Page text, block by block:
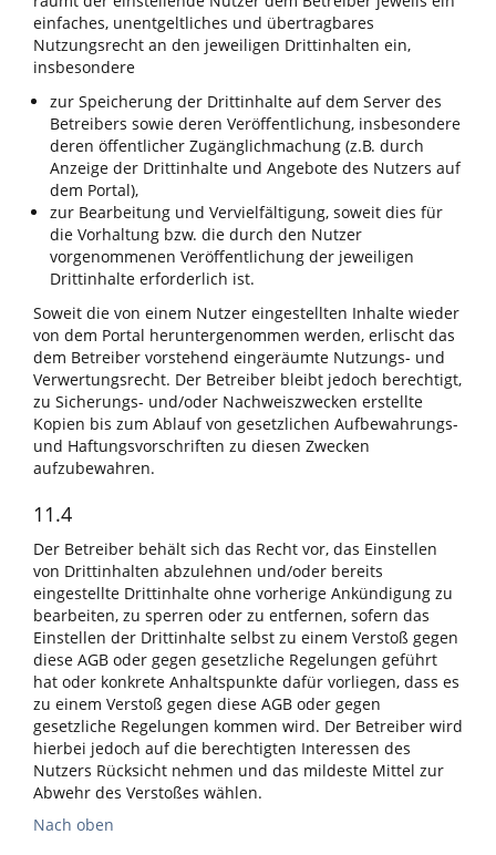
einfaches, unentgeltliches und übertragbares
Nutzungsrecht an den jeweiligen Drittinhalten ein,
insbesondere
zur Speicherung der Drittinhalte auf dem Server des
Betreibers sowie deren Veröffentlichung, insbesondere
deren öffentlicher Zugänglichmachung (z.B. durch
Anzeige der Drittinhalte und Angebote des Nutzers auf
dem Portal),
zur Bearbeitung und Vervielfältigung, soweit dies für
die Vorhaltung bzw. die durch den Nutzer
vorgenommenen Veröffentlichung der jeweiligen
Drittinhalte erforderlich ist.
Soweit die von einem Nutzer eingestellten Inhalte wieder
von dem Portal heruntergenommen werden, erlischt das
dem Betreiber vorstehend eingeräumte Nutzungs- und
Verwertungsrecht. Der Betreiber bleibt jedoch berechtigt,
zu Sicherungs- und/oder Nachweiszwecken erstellte
Kopien bis zum Ablauf von gesetzlichen Aufbewahrungs-
und Haftungsvorschriften zu diesen Zwecken
aufzubewahren.
11.4
Der Betreiber behält sich das Recht vor, das Einstellen
von Drittinhalten abzulehnen und/oder bereits
eingestellte Drittinhalte ohne vorherige Ankündigung zu
bearbeiten, zu sperren oder zu entfernen, sofern das
Einstellen der Drittinhalte selbst zu einem Verstoß gegen
diese AGB oder gegen gesetzliche Regelungen geführt
hat oder konkrete Anhaltspunkte dafür vorliegen, dass es
zu einem Verstoß gegen diese AGB oder gegen
gesetzliche Regelungen kommen wird. Der Betreiber wird
hierbei jedoch auf die berechtigten Interessen des
Nutzers Rücksicht nehmen und das mildeste Mittel zur
Abwehr des Verstoßes wählen.
Nach oben